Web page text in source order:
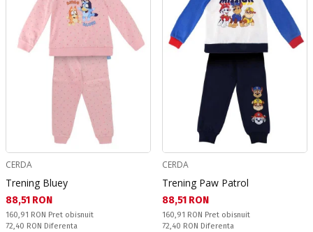
CERDA
Trening Bluey
Текуща цена:
88,51 RON
Pret obisnuit:
160,91 RON Pret obisnuit
Спестявате:
72,40 RON Diferenta
CERDA
Trening Paw Patrol
Текуща цена:
88,51 RON
Pret obisnuit:
160,91 RON Pret obisnuit
Спестявате:
72,40 RON Diferenta